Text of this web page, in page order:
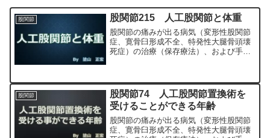
股関節 股関節215 人工股関節と体重
股関節の痛みが出る病気（変形性股関節
症、寛骨臼形成不全、特発性大腿骨頭壊
死症）の治療（保存療法）、および手術
科専門医（人工関節手術を専門）の塗山
正宏が色々と説明します。
股関節
股関節74 人工股関節置換術を
受けることができる年齢
股関節の痛みが出る病気（変形性股関節
症、寛骨臼形成不全、特発性大腿骨頭壊